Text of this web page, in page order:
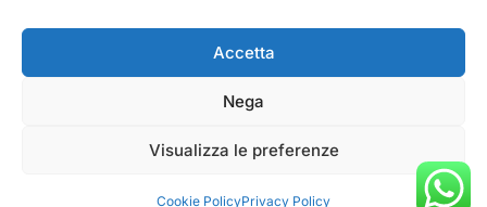
Accetta
Nega
Visualizza le preferenze
Cookie PolicyPrivacy Policy
Copyright © 2026 NETWORX Internet Solutions. All